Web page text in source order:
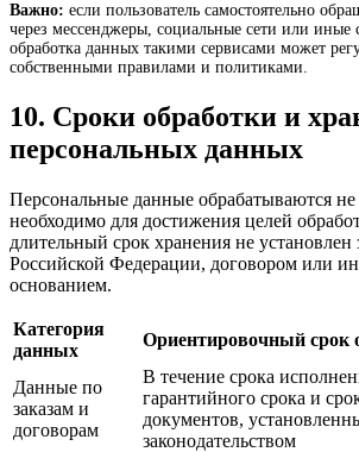
Важно: если пользователь самостоятельно
через мессенджеры, социальные сети или иные
обработка данных такими сервисами может
собственными правилами и политиками.
10. Сроки обработки и
персональных данных
Персональные данные обрабатываются
необходимо для достижения целей
длительный срок хранения не установлен
Российской Федерации, договором или
основанием.
Категория
данных
Ориентировочный срок
Данные по
заказам и
договорам
В течение срока
гарантийного срока и
документов,
законодательством